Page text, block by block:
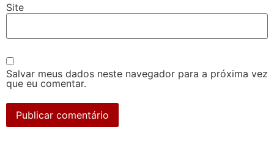
Site
Salvar meus dados neste navegador para a próxima vez
que eu comentar.